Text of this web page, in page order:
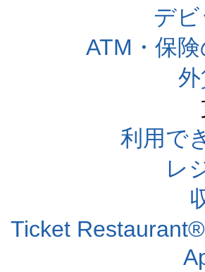
デ
ATM・保
利用で
レ
Ticket